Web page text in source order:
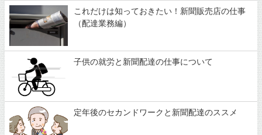
これだけは知っておきたい！新聞販売店の仕事
（配達業務編）
子供の就労と新聞配達の仕事について
定年後のセカンドワークと新聞配達のススメ